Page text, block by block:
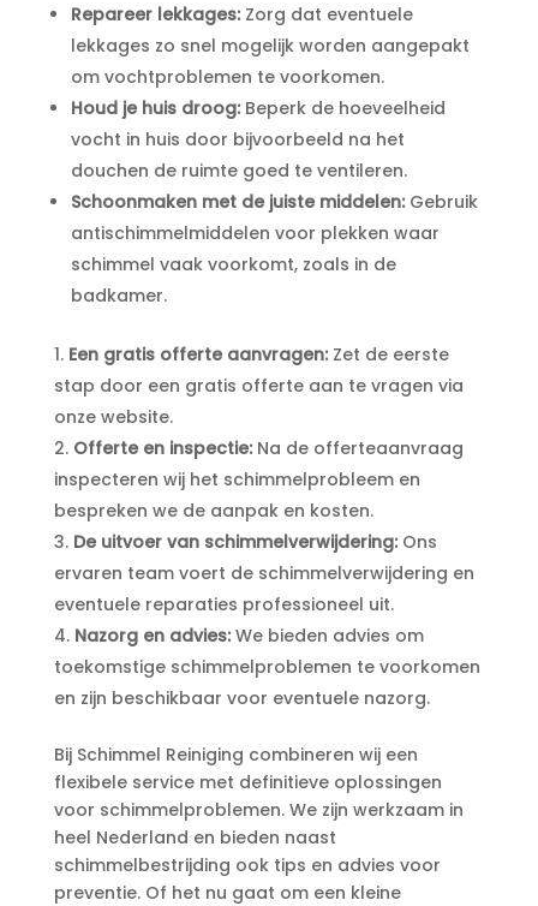
Repareer lekkages:Zorg dat eventuele
lekkages zo snel mogelijk worden aangepakt
om vochtproblemen te voorkomen.​
Houd je huis droog:Beperk de hoeveelheid
vocht in huis door bijvoorbeeld na het
douchen de ruimte goed te ventileren.​
Schoonmaken met de juiste middelen:Gebruik
antischimmelmiddelen voor plekken waar
schimmel vaak voorkomt, zoals in de
badkamer.​
Een gratis offerte aanvragen:Zet de eerste
stap door een gratis offerte aan te vragen via
onze website.​
Offerte en inspectie:Na de offerteaanvraag
inspecteren wij het schimmelprobleem en
bespreken we de aanpak en kosten.​
De uitvoer van schimmelverwijdering:Ons
ervaren team voert de schimmelverwijdering en
eventuele reparaties professioneel uit.​
Nazorg en advies:We bieden advies om
toekomstige schimmelproblemen te voorkomen
en zijn beschikbaar voor eventuele nazorg.​
Bij Schimmel Reiniging combineren wij een
flexibele service met definitieve oplossingen
voor schimmelproblemen.​ We zijn werkzaam in
heel Nederland en bieden naast
schimmelbestrijding ook tips en advies voor
preventie.​ Of het nu gaat om een kleine